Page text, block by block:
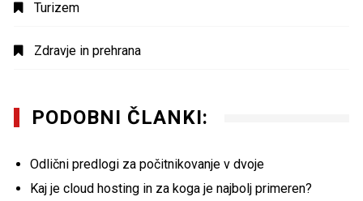
Turizem
Zdravje in prehrana
PODOBNI ČLANKI:
Odlični predlogi za počitnikovanje v dvoje
Kaj je cloud hosting in za koga je najbolj primeren?